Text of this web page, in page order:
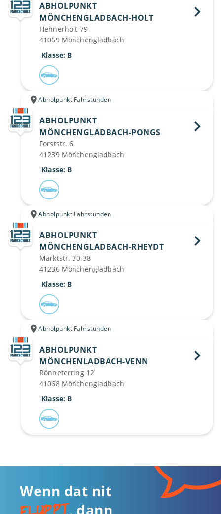
ABHOLPUNKT
MÖNCHENGLADBACH-HOLT
Hehnerholt 79
41069 Mönchengladbach
Klasse: B
Abholpunkt Fahrstunden
ABHOLPUNKT
MÖNCHENGLADBACH-PONGS
Forststr. 6
41239 Mönchengladbach
Klasse: B
Abholpunkt Fahrstunden
ABHOLPUNKT
MÖNCHENGLADBACH-RHEYDT
Marktstr. 30-38
41236 Mönchengladbach
Klasse: B
Abholpunkt Fahrstunden
ABHOLPUNKT
MÖNCHENLADBACH-VENN
Rönneterring 12
41068 Mönchengladbach
Klasse: B
Wenn dat nit
fluppt, dann